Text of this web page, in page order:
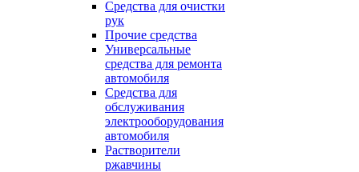
Средства для очистки
рук
Прочие средства
Универсальные
средства для ремонта
автомобиля
Средства для
обслуживания
электрооборудования
автомобиля
Растворители
ржавчины